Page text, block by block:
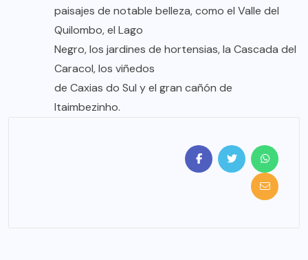
paisajes de notable belleza, como el Valle del
Quilombo, el Lago
Negro, los jardines de hortensias, la Cascada del
Caracol, los viñedos
de Caxias do Sul y el gran cañón de
Itaimbezinho.